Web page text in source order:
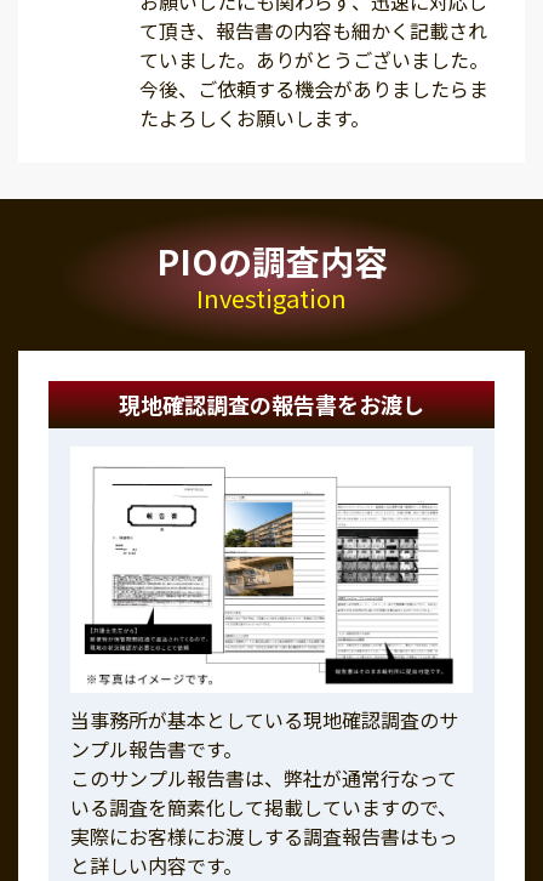
て頂き、報告書の内容も細かく記載され
ていました。ありがとうございました。
今後、ご依頼する機会がありましたらま
たよろしくお願いします。
PIOの調査内容
Investigation
現地確認調査の報告書をお渡し
当事務所が基本としている現地確認調査のサ
ンプル報告書です。
このサンプル報告書は、弊社が通常行なって
いる調査を簡素化して掲載していますので、
実際にお客様にお渡しする調査報告書はもっ
と詳しい内容です。